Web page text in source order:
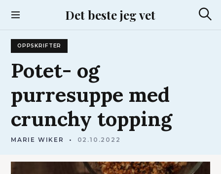
Det beste jeg vet
ø
OPPSKRIFTER
Potet- og
purresuppe med
crunchy topping
MARIE WIKER 02.10.2022